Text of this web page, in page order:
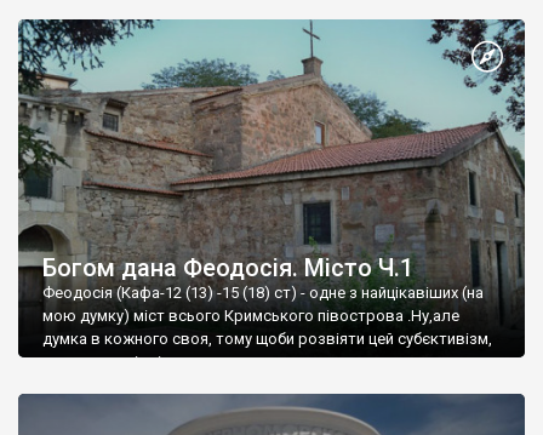
Богом дана Феодосія. Місто Ч.1
Феодосія (Кафа-12 (13) -15 (18) ст) - одне з найцікавіших (на
мою думку) міст всього Кримського півострова .Ну,але
думка в кожного своя, тому щоби розвіяти цей субєктивізм,
запрошую відвідати це